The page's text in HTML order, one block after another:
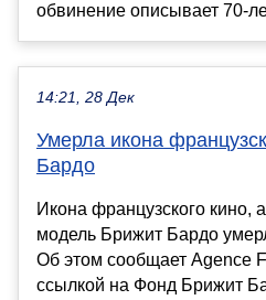
обвинение описывает 70-
14:21, 28 Дек
Умерла икона
Бардо
Икона французского кино,
модель Брижит Бардо
Об этом сообщает Agence
ссылкой на Фонд Брижит